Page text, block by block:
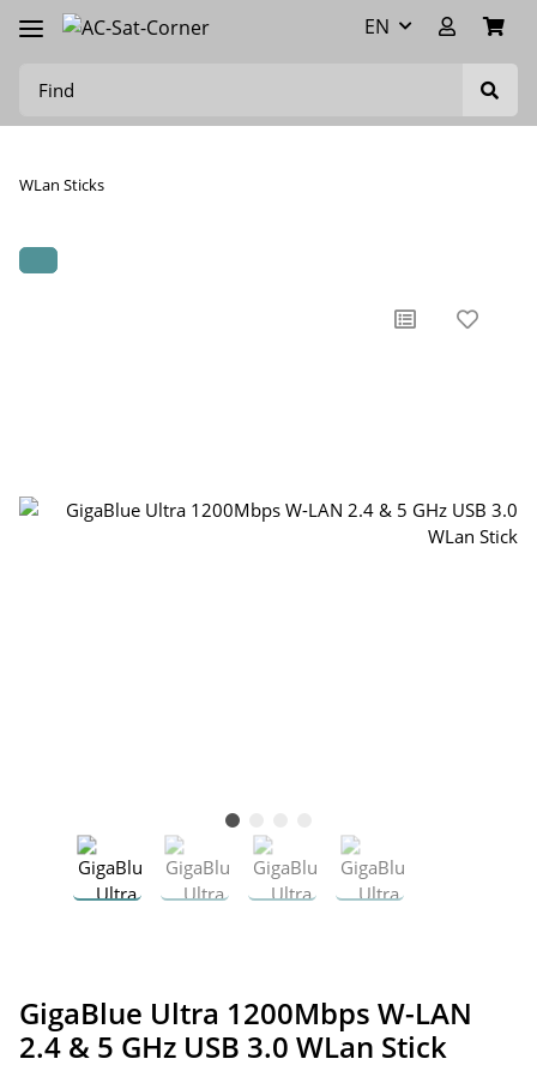
EN
WLan Sticks
GigaBlue Ultra 1200Mbps W-LAN
2.4 & 5 GHz USB 3.0 WLan Stick